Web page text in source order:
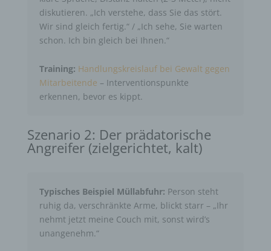
diskutieren. „Ich verstehe, dass Sie das stört.
Wir sind gleich fertig.“ / „Ich sehe, Sie warten
schon. Ich bin gleich bei Ihnen.“
Training: Handlungskreislauf bei Gewalt gegen
Mitarbeitende – Interventionspunkte
erkennen, bevor es kippt.
Szenario 2: Der prädatorische
Angreifer (zielgerichtet, kalt)
Typisches Beispiel Müllabfuhr: Person steht
ruhig da, verschränkte Arme, blickt starr – „Ihr
nehmt jetzt meine Couch mit, sonst wird’s
unangenehm.“